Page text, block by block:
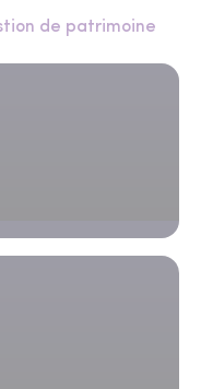
de patrimoine